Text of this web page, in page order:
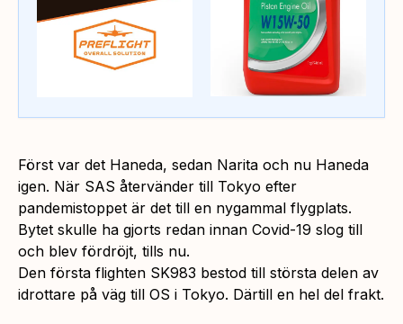
Först var det Haneda, sedan Narita och nu Haneda
igen. När SAS återvänder till Tokyo efter
pandemistoppet är det till en nygammal flygplats.
Bytet skulle ha gjorts redan innan Covid-19 slog till
och blev fördröjt, tills nu.
Den första flighten SK983 bestod till största delen av
idrottare på väg till OS i Tokyo. Därtill en hel del frakt.